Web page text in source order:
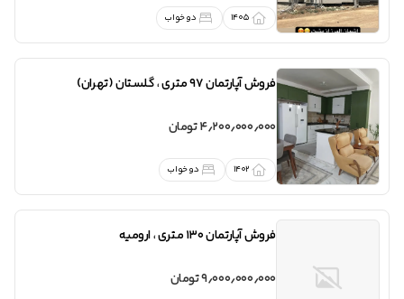
1405 دو خواب
فروشآپارتمان 97 متری ،گلستان (تهران)
4٫200٫000٫000 تومان
1402 دو خواب
فروشآپارتمان 130 متری ،ارومیه
9٫000٫000٫000 تومان